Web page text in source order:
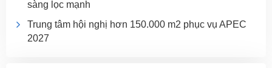
sàng lọc mạnh
Trung tâm hội nghị hơn 150.000 m2 phục vụ APEC
2027